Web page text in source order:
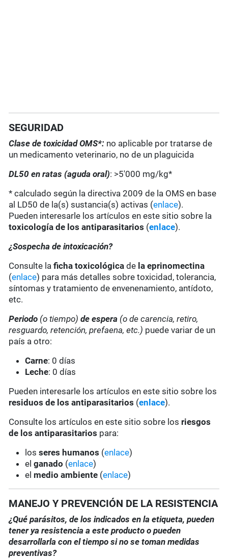
SEGURIDAD
Clase de toxicidad OMS*: no aplicable por tratarse de
un medicamento veterinario, no de un plaguicida
DL50 en ratas (aguda oral): >5'000 mg/kg*
* calculado según la directiva 2009 de la OMS en base
al LD50 de la(s) sustancia(s) activas (enlace).
Pueden interesarle los artículos en este sitio sobre la
toxicología de los antiparasitarios (enlace).
¿Sospecha de intoxicación?
Consulte laficha toxicológica de la eprinomectina
(enlace) para más detalles sobre toxicidad, tolerancia,
síntomas y tratamiento de envenenamiento, antídoto,
etc.
Periodo (o tiempo) de espera (o de carencia, retiro,
resguardo, retención, prefaena, etc.) puede variar de un
país a otro:
Carne: 0 días
Leche: 0 días
Pueden interesarle los artículos en este sitio sobre los
residuos de los antiparasitarios (enlace).
Consulte los artículos en este sitio sobre los riesgos
de los antiparasitarios para:
losseres humanos (enlace)
elganado (enlace)
el medio ambiente (enlace)
MANEJO Y PREVENCIÓN DE LA RESISTENCIA
¿Qué parásitos, de los indicados en la etiqueta, pueden
tener ya resistencia a este producto o pueden
desarrollarla con el tiempo si no se toman medidas
preventivas?